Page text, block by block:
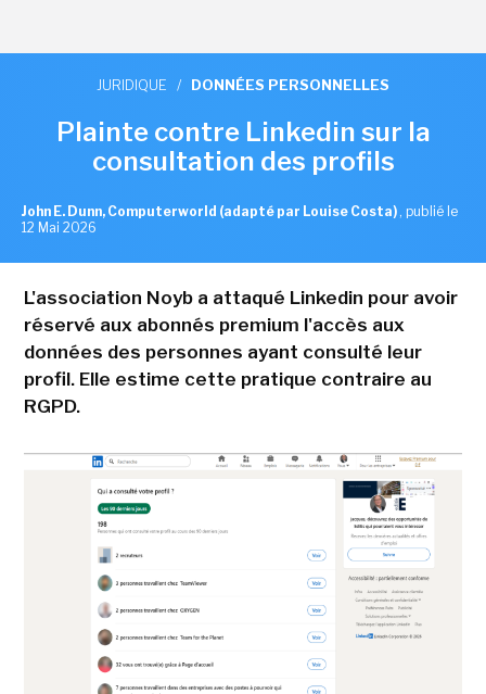
JURIDIQUE / DONNÉES PERSONNELLES
Plainte contre Linkedin sur la
consultation des profils
John E. Dunn, Computerworld (adapté par Louise Costa) , publié le
12 Mai 2026
L'association Noyb a attaqué Linkedin pour avoir
réservé aux abonnés premium l'accès aux
données des personnes ayant consulté leur
profil. Elle estime cette pratique contraire au
RGPD.